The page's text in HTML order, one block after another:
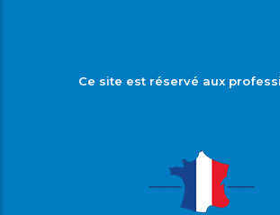
Ce site est réservé aux